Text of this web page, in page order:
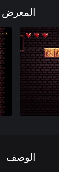
المعرض
الوصف